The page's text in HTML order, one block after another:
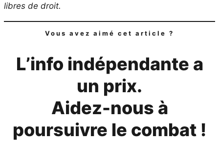
libres de droit.
Vous avez aimé cet article ?
L’info indépendante a
un prix.
Aidez-nous à
poursuivre le combat !